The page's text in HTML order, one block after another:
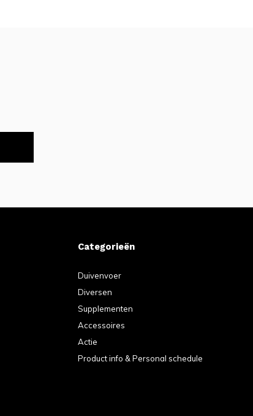
Categorieën
Duivenvoer
Diversen
Supplementen
Accessoires
Actie
Product info & Personal schedule